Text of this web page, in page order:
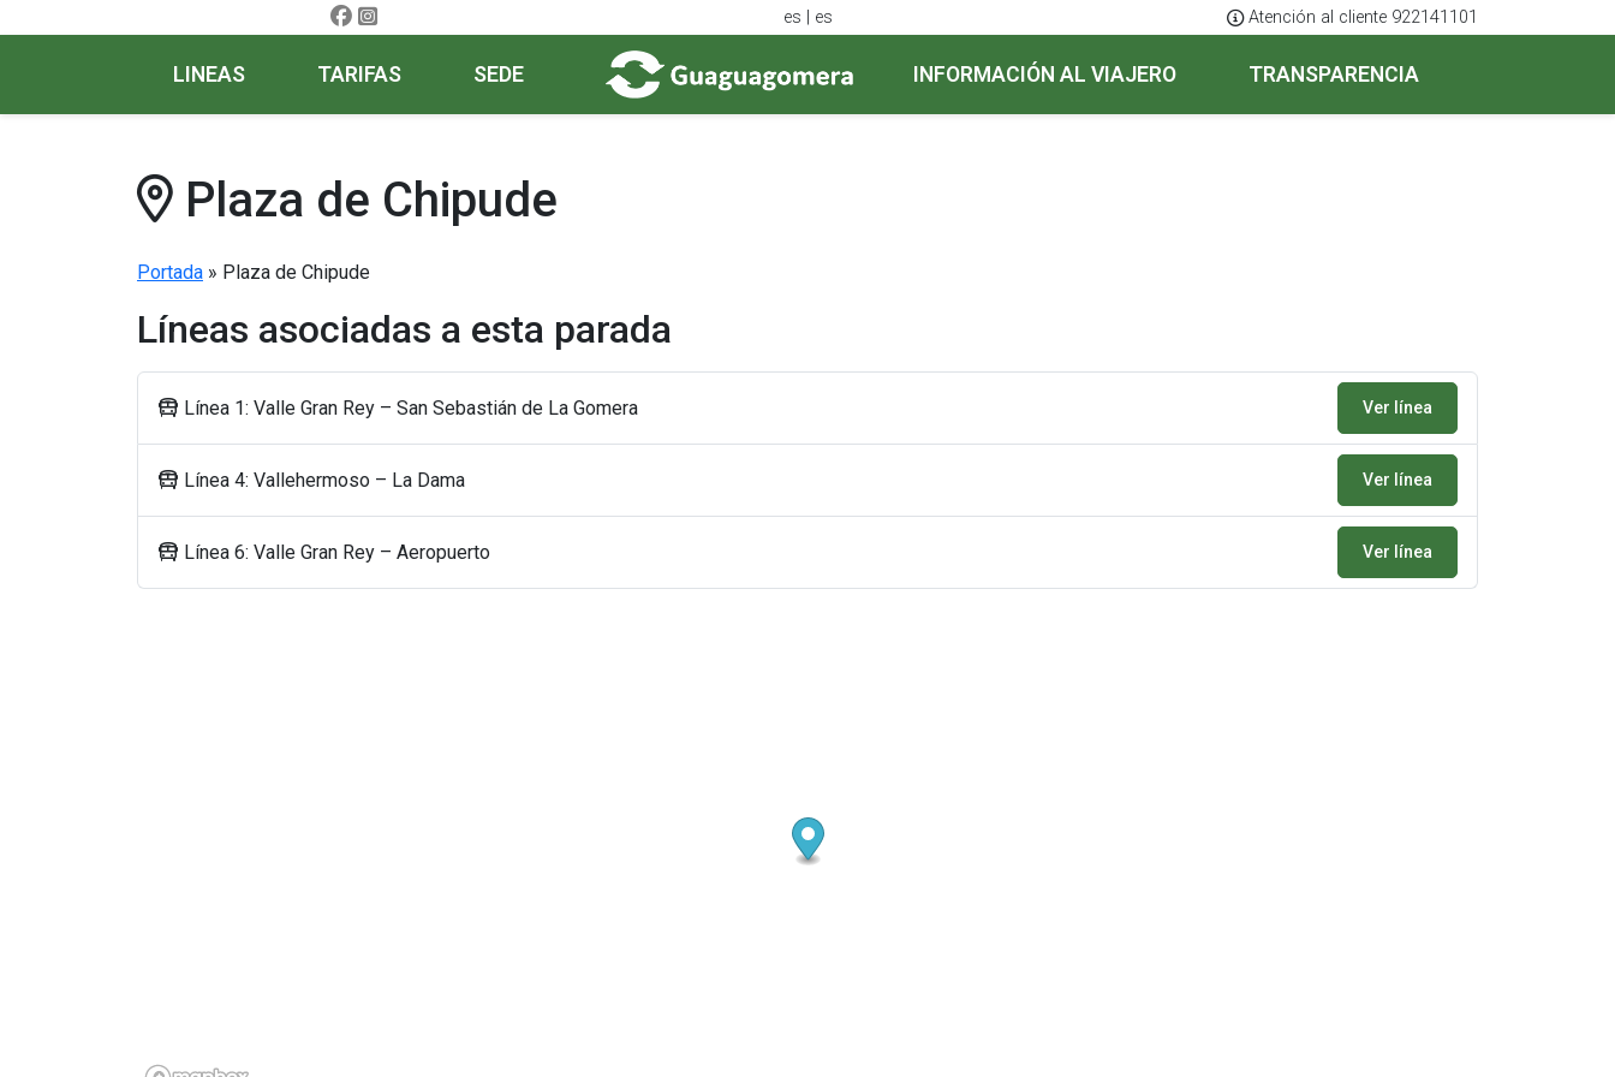
es | es Atención al cliente 922141101
LINEAS TARIFAS SEDE INFORMACIÓN AL VIAJERO TRANSPARENCIA
Plaza de Chipude
Portada » Plaza de Chipude
Líneas asociadas a esta parada
Línea 1: Valle Gran Rey – San Sebastián de La Gomera Ver línea
Línea 4: Vallehermoso – La Dama Ver línea
Línea 6: Valle Gran Rey – Aeropuerto Ver línea